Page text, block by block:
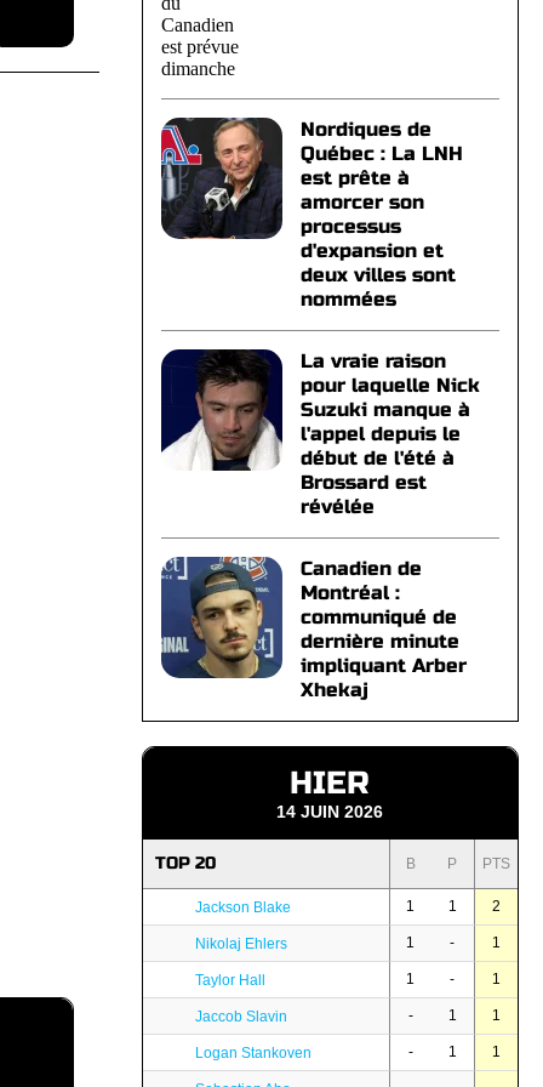
Nordiques de
Québec : La LNH
est prête à
amorcer son
processus
d'expansion et
deux villes sont
nommées
La vraie raison
pour laquelle Nick
Suzuki manque à
l'appel depuis le
début de l'été à
Brossard est
révélée
Canadien de
Montréal :
communiqué de
dernière minute
impliquant Arber
Xhekaj
HIER
14 JUIN 2026
TOP 20 B P PTS
Jackson Blake 1 1 2
Nikolaj Ehlers 1 - 1
Taylor Hall 1 - 1
Jaccob Slavin - 1 1
Logan Stankoven - 1 1